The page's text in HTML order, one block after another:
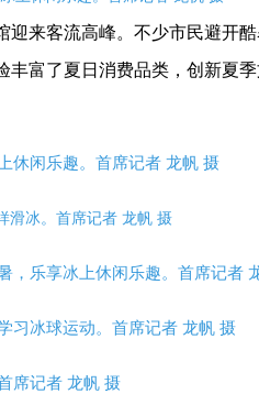
迎来客流高峰。不少市民避开
富了夏日消费品类，创新夏
休闲乐趣。首席记者 龙帆 摄
滑冰。首席记者 龙帆 摄
，乐享冰上休闲乐趣。首席记者
习冰球运动。首席记者 龙帆 摄
席记者 龙帆 摄